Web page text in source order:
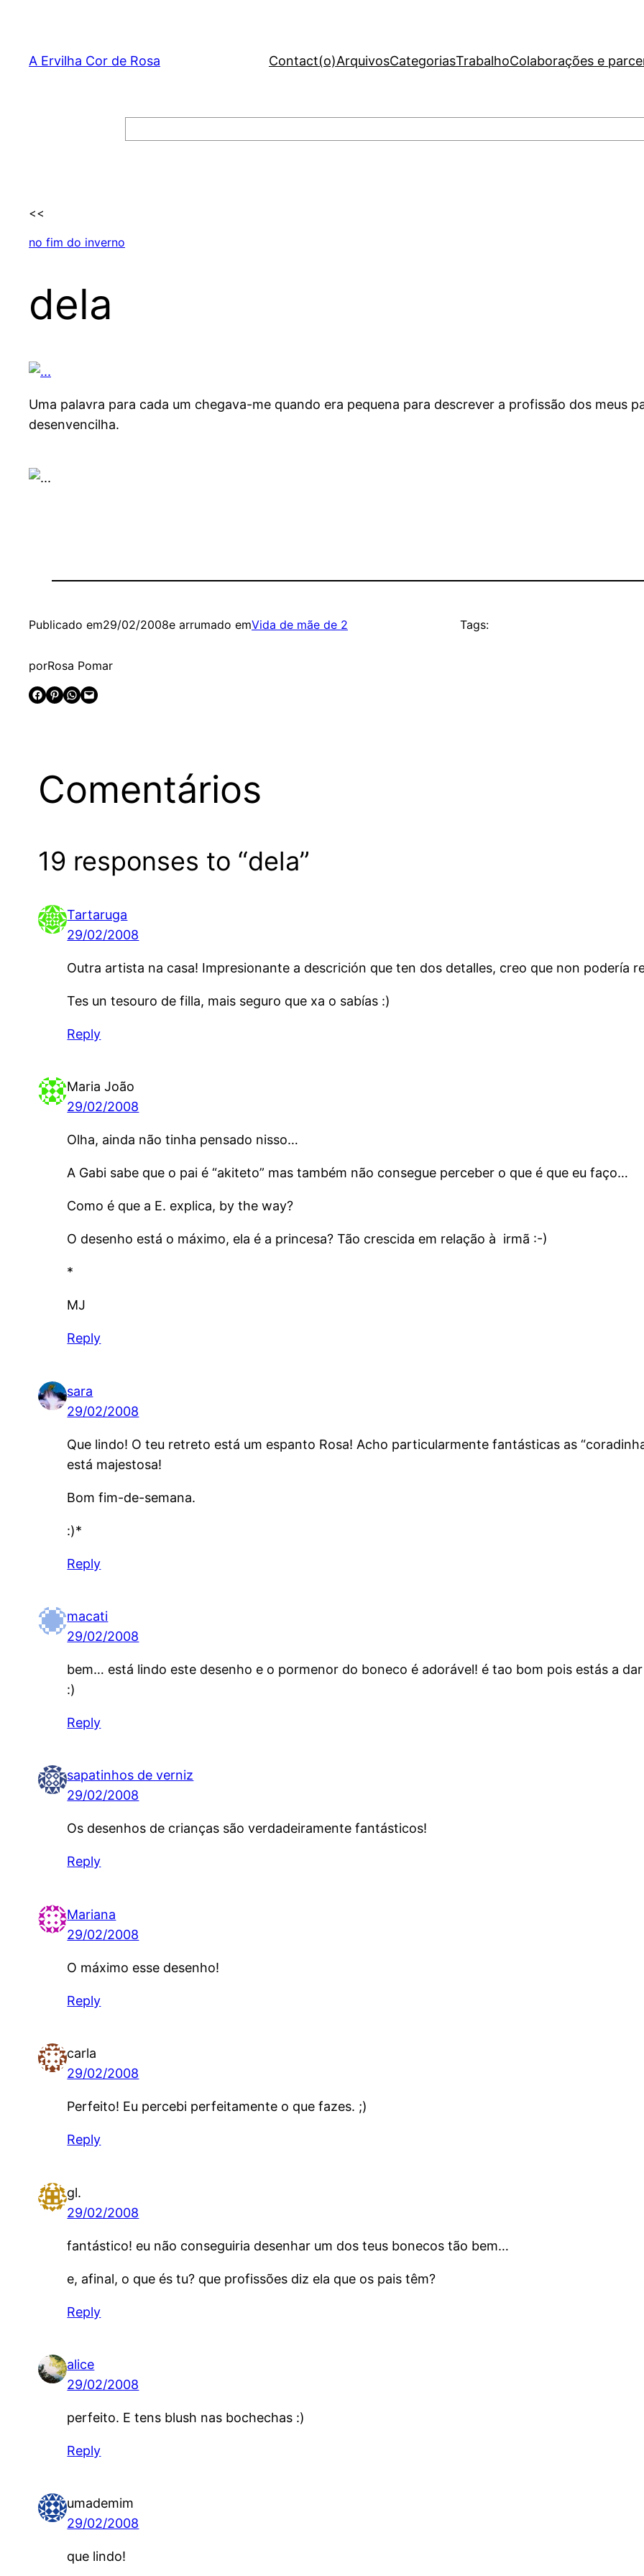
content
A Ervilha Cor de Rosa Contact(o)ArquivosCategoriasTrabalhoColaborações e
<<
no fim do inverno
dela
Uma palavra para cada um chegava-me quando era pequena para descrever a profissão dos meus
desenvencilha.
Publicado em29/02/2008e arrumado emVida de mãe de 2
porRosa Pomar
Share on Facebook
Share on Pinterest Share on WhatsApp Email this Page
Tags:
Comentários
19 responses to “dela”
Tartaruga
29/02/2008
Outra artista na casa! Impresionante a descrición que ten dos detalles, creo que non podería
Tes un tesouro de filla, mais seguro que xa o sabías :)
Reply
Maria João
29/02/2008
Olha, ainda não tinha pensado nisso…
A Gabi sabe que o pai é “akiteto” mas também não consegue perceber o que é que eu faço…
Como é que a E. explica, by the way?
O desenho está o máximo, ela é a princesa? Tão crescida em relação à irmã :-)
*
MJ
Reply
sara
29/02/2008
Que lindo! O teu retreto está um espanto Rosa! Acho particularmente fantásticas as
está majestosa!
Bom fim-de-semana.
:)*
Reply
macati
29/02/2008
bem… está lindo este desenho e o pormenor do boneco é adorável! é tao bom pois estás a
:)
Reply
sapatinhos de verniz
29/02/2008
Os desenhos de crianças são verdadeiramente fantásticos!
Reply
Mariana
29/02/2008
O máximo esse desenho!
Reply
carla
29/02/2008
Perfeito! Eu percebi perfeitamente o que fazes. ;)
Reply
gl.
29/02/2008
fantástico! eu não conseguiria desenhar um dos teus bonecos tão bem…
e, afinal, o que és tu? que profissões diz ela que os pais têm?
Reply
alice
29/02/2008
perfeito. E tens blush nas bochechas :)
Reply
umademim
29/02/2008
que lindo!